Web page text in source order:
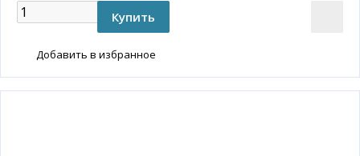
Добавить в избранное